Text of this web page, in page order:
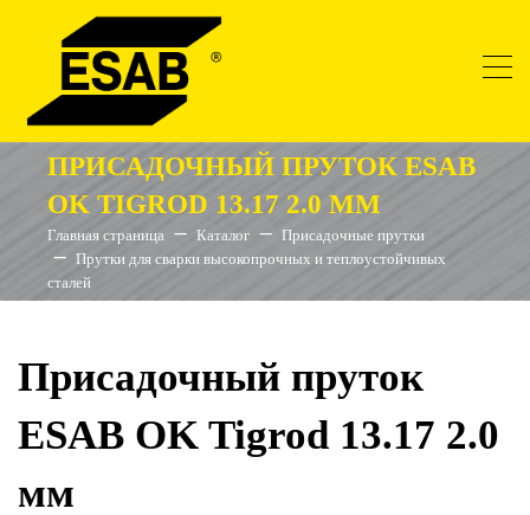
ПРИСАДОЧНЫЙ ПРУТОК ESAB
OK TIGROD 13.17 2.0 ММ
Главная страница Каталог
Присадочные прутки
Прутки для сварки высокопрочных и теплоустойчивых
сталей
Присадочный пруток
ESAB OK Tigrod 13.17 2.0
мм